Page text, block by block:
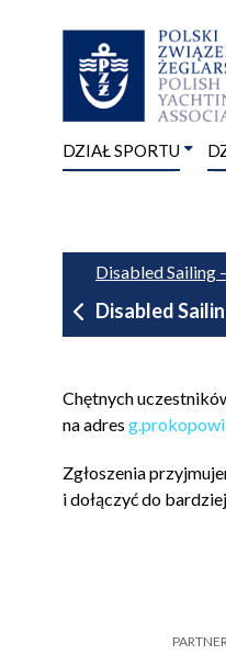
DZIAŁ SPORTU
Disabled Sailing
Disabled
Chętnych
na adres
Zgłoszenia
i dołączyć do